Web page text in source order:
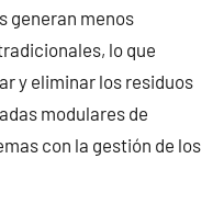
generan menos
lo que
y eliminar los residuos
modulares de
con la gestión de los